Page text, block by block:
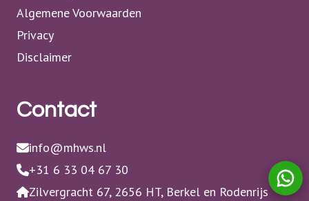
Algemene Voorwaarden
Privacy
Disclaimer
Contact
info@mhws.nl
+31 6 33 04 67 30
Zilvergracht 67, 2656 HT, Berkel en Rodenrijs